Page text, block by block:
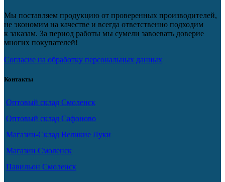
Мы поставляем продукцию от проверенных производителей,
не экономим на качестве и всегда ответственно подходим
к заказам. За период работы мы сумели завоевать доверие
многих покупателей!
Согласие на обработку персональных данных
Контакты
Оптовый склад Смоленск
Оптовый склад Сафоново
Магазин-Склад Великие Луки
Магазин Смоленск
Павильон Смоленск